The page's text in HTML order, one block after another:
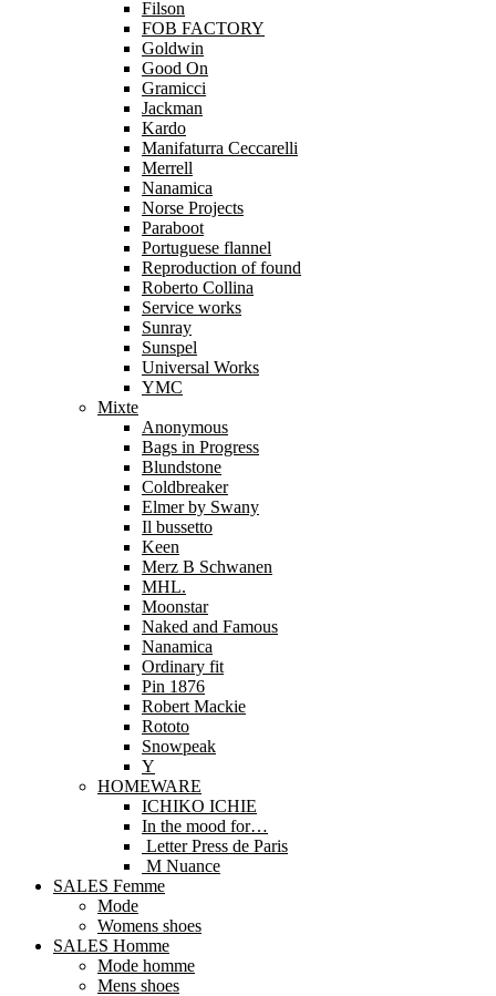
Filson
FOB FACTORY
Goldwin
Good On
Gramicci
Jackman
Kardo
Manifaturra Ceccarelli
Merrell
Nanamica
Norse Projects
Paraboot
Portuguese flannel
Reproduction of found
Roberto Collina
Service works
Sunray
Sunspel
Universal Works
YMC
Mixte
Anonymous
Bags in Progress
Blundstone
Coldbreaker
Elmer by Swany
Il bussetto
Keen
Merz B Schwanen
MHL.
Moonstar
Naked and Famous
Nanamica
Ordinary fit
Pin 1876
Robert Mackie
Rototo
Snowpeak
Y
HOMEWARE
ICHIKO ICHIE
In the mood for…
Letter Press de Paris
M Nuance
SALES Femme
Mode
Womens shoes
SALES Homme
Mode homme
Mens shoes